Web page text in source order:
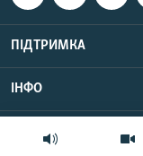
ПІДТРИМКА
ІНФО
©